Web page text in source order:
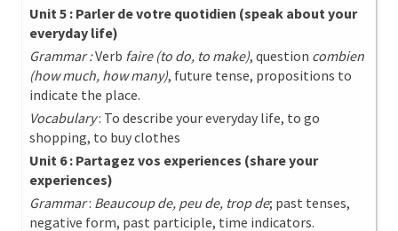
Unit 5 : Parler de votre quotidien (speak about your
everyday life)
Grammar :Verb faire (to do, to make), question combien
(how much, how many), future tense, propositions to
indicate the place.
Vocabulary: To describe your everyday life, to go
shopping, to buy clothes
Unit 6 : Partagez vos experiences (share your
experiences)
Grammar: Beaucoup de, peu de, trop de; past tenses,
negative form, past participle, time indicators.